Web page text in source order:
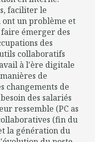
faciliter le
un problème et
émerger des
des
collaboratifs
à l'ère digitale
de
changements de
des salariés
ressemble (PC as
(fin du
la génération du